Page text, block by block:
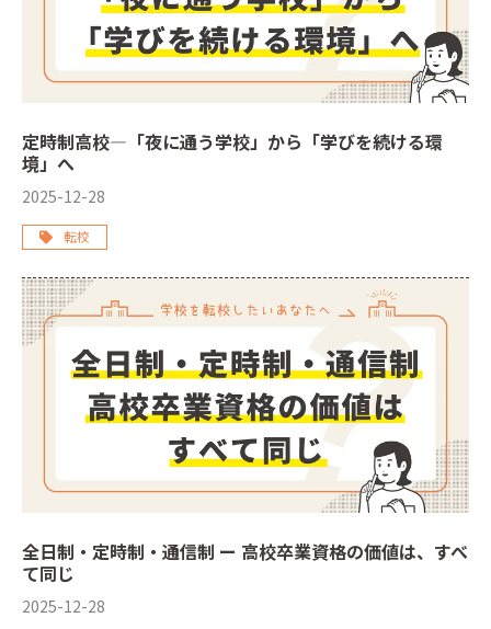
定時制高校―「夜に通う学校」から「学びを続ける環
境」へ
2025-12-28
転校
全日制・定時制・通信制 ー 高校卒業資格の価値は、すべ
て同じ
2025-12-28